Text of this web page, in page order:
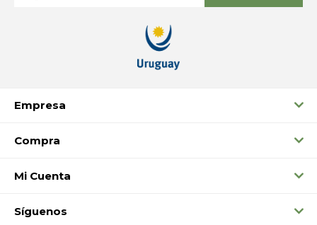
Empresa
Compra
Mi Cuenta
Síguenos